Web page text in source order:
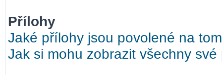
Přílohy
Jaké přílohy jsou povolené na
Jak si mohu zobrazit všechny své